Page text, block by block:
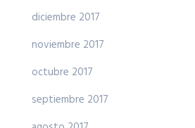
diciembre 2017
noviembre 2017
octubre 2017
septiembre 2017